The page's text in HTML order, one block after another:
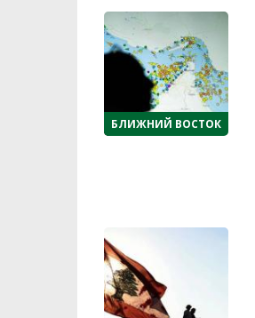
БЛИЖНИЙ ВОСТОК